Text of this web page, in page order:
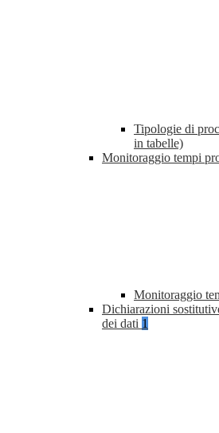
Tipologie di
in tabelle)
Monitoraggio tempi
Monitoraggio
Dichiarazioni
dei dati 1